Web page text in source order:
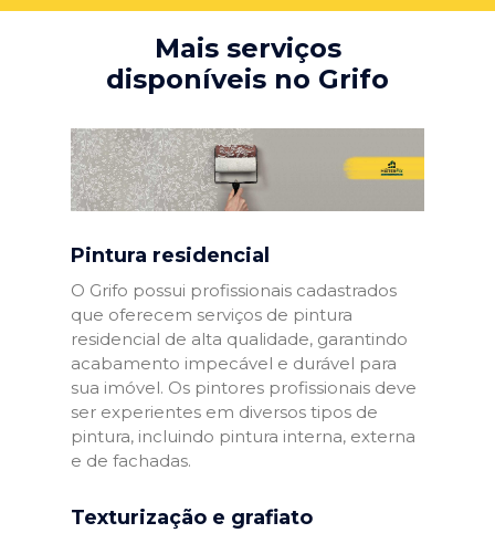
Mais serviços
disponíveis no Grifo
Pintura residencial
O Grifo possui profissionais cadastrados
que oferecem serviços de pintura
residencial de alta qualidade, garantindo
acabamento impecável e durável para
sua imóvel. Os pintores profissionais deve
ser experientes em diversos tipos de
pintura, incluindo pintura interna, externa
e de fachadas.
Texturização e grafiato